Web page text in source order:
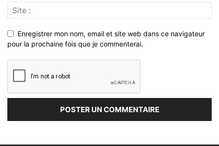
Enregistrer mon nom, email et site web dans ce navigateur
pour la prochaine fois que je commenterai.